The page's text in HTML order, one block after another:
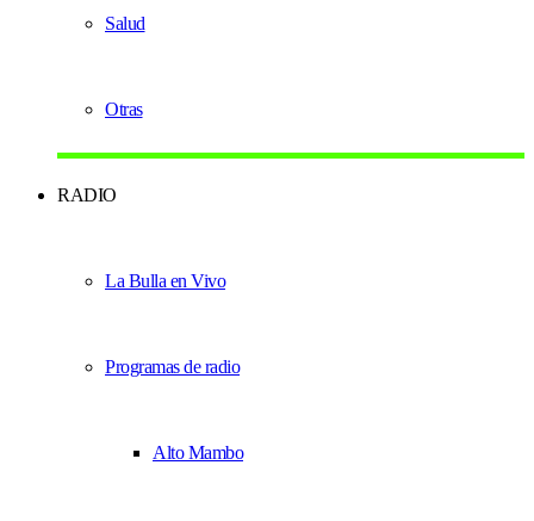
Salud
Otras
RADIO
La Bulla en Vivo
Programas de radio
Alto Mambo